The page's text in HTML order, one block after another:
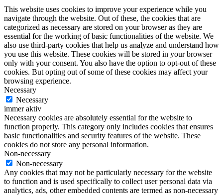
This website uses cookies to improve your experience while you
navigate through the website. Out of these, the cookies that are
categorized as necessary are stored on your browser as they are
essential for the working of basic functionalities of the website. We
also use third-party cookies that help us analyze and understand how
you use this website. These cookies will be stored in your browser
only with your consent. You also have the option to opt-out of these
cookies. But opting out of some of these cookies may affect your
browsing experience.
Necessary
Necessary
immer aktiv
Necessary cookies are absolutely essential for the website to
function properly. This category only includes cookies that ensures
basic functionalities and security features of the website. These
cookies do not store any personal information.
Non-necessary
Non-necessary
Any cookies that may not be particularly necessary for the website
to function and is used specifically to collect user personal data via
analytics, ads, other embedded contents are termed as non-necessary